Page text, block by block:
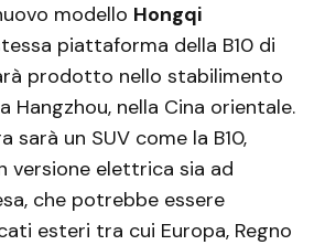
modello Hongqi
piattaforma della B10 di
prodotto nello stabilimento
Hangzhou, nella Cina orientale.
sarà un SUV come la B10,
versione elettrica sia ad
che potrebbe essere
esteri tra cui Europa, Regno